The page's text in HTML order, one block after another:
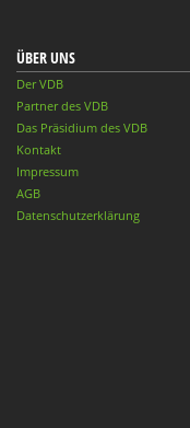
ÜBER UNS
Der VDB
Partner des VDB
Das Präsidium des VDB
Kontakt
Impressum
AGB
Datenschutzerklärung